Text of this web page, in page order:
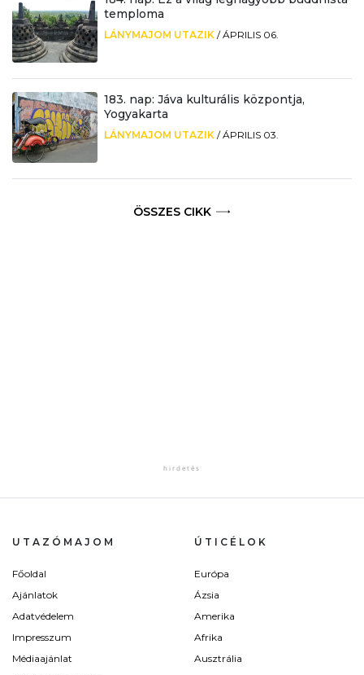
temploma
LÁNYMAJOM UTAZIK /ÁPRILIS 06.
183. nap: Jáva kulturális központja,
Yogyakarta
LÁNYMAJOM UTAZIK /ÁPRILIS 03.
ÖSSZES CIKK
UTAZÓMAJOM
Főoldal
Ajánlatok
Adatvédelem
Impresszum
Médiaajánlat
ÚTICÉLOK
Európa
Ázsia
Amerika
Afrika
Ausztrália